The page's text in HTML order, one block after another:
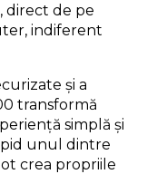
direct de pe
indiferent
și a
transformă
simplă și
unul dintre
crea propriile